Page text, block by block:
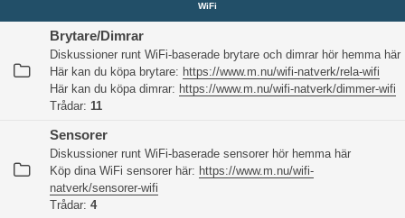
WiFi
Brytare/Dimrar
Diskussioner runt WiFi-baserade brytare och dimrar hör hemma här
Här kan du köpa brytare: https://www.m.nu/wifi-natverk/rela-wifi
Här kan du köpa dimrar: https://www.m.nu/wifi-natverk/dimmer-wifi
Trådar: 11
Sensorer
Diskussioner runt WiFi-baserade sensorer hör hemma här
Köp dina WiFi sensorer här: https://www.m.nu/wifi-
natverk/sensorer-wifi
Trådar: 4